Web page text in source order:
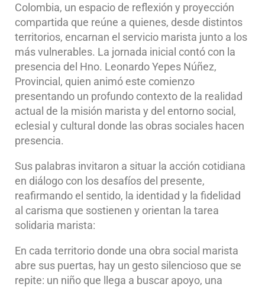
Colombia, un espacio de reflexión y proyección
compartida que reúne a quienes, desde distintos
territorios, encarnan el servicio marista junto a los
más vulnerables. La jornada inicial contó con la
presencia del Hno. Leonardo Yepes Núñez,
Provincial, quien animó este comienzo
presentando un profundo contexto de la realidad
actual de la misión marista y del entorno social,
eclesial y cultural donde las obras sociales hacen
presencia.
Sus palabras invitaron a situar la acción cotidiana
en diálogo con los desafíos del presente,
reafirmando el sentido, la identidad y la fidelidad
al carisma que sostienen y orientan la tarea
solidaria marista:
En cada territorio donde una obra social marista
abre sus puertas, hay un gesto silencioso que se
repite: un niño que llega a buscar apoyo, una